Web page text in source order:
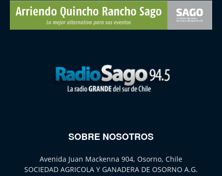
SOBRE NOSOTROS
Avenida Juan Mackenna 904, Osorno, Chile
SOCIEDAD AGRICOLA Y GANADERA DE OSORNO A.G.